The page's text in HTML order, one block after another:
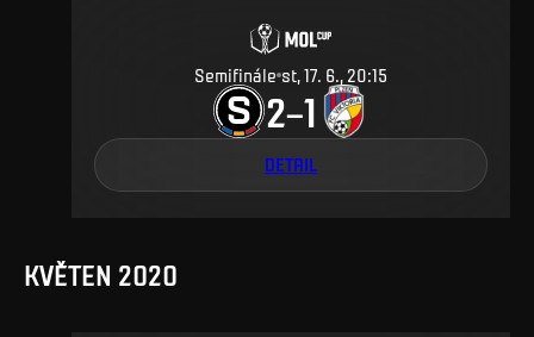
Semifinále st, 17. 6., 20:15
2–1
DETAIL
KVĚTEN 2020